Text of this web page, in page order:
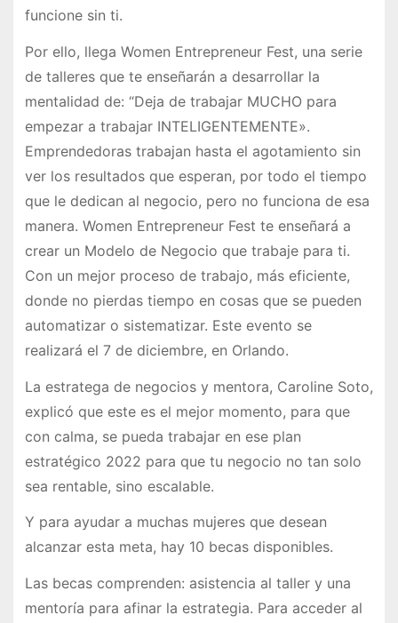
funcione sin ti.
Por ello, llega Women Entrepreneur Fest, una serie
de talleres que te enseñarán a desarrollar la
mentalidad de: “Deja de trabajar MUCHO para
empezar a trabajar INTELIGENTEMENTE».
Emprendedoras trabajan hasta el agotamiento sin
ver los resultados que esperan, por todo el tiempo
que le dedican al negocio, pero no funciona de esa
manera. Women Entrepreneur Fest te enseñará a
crear un Modelo de Negocio que trabaje para ti.
Con un mejor proceso de trabajo, más eficiente,
donde no pierdas tiempo en cosas que se pueden
automatizar o sistematizar. Este evento se
realizará el 7 de diciembre, en Orlando.
La estratega de negocios y mentora, Caroline Soto,
explicó que este es el mejor momento, para que
con calma, se pueda trabajar en ese plan
estratégico 2022 para que tu negocio no tan solo
sea rentable, sino escalable.
Y para ayudar a muchas mujeres que desean
alcanzar esta meta, hay 10 becas disponibles.
Las becas comprenden: asistencia al taller y una
mentoría para afinar la estrategia. Para acceder al